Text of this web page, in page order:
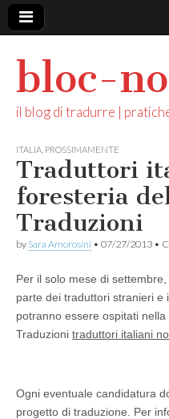
bloc-
il blog di tradurre |
ITALIA PROSSIMAMENTE
Traduttori
foresteria
Traduzioni
by Sara Amorosini • 07/27/2013 •
Per il solo mese di
parte dei traduttori stranieri e
potranno essere ospitati
Traduzioni traduttori italiani
Ogni eventuale candidatura
progetto di traduzione. Per